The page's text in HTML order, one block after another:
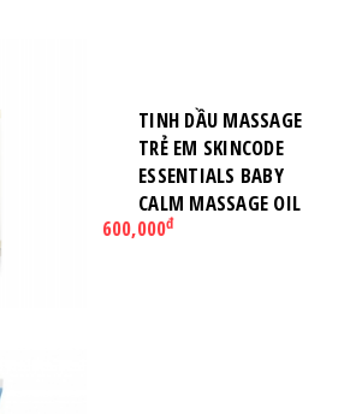
TINH DẦU MASSAGE
TRẺ EM SKINCODE
ESSENTIALS BABY
CALM MASSAGE OIL
600,000đ